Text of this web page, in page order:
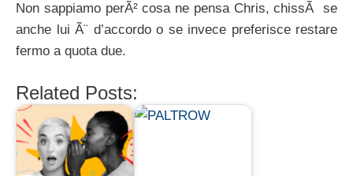
Non sappiamo perÃ² cosa ne pensa Chris, chissÃ se
anche lui Ã¨ d’accordo o se invece preferisce restare
fermo a quota due.
Related Posts: